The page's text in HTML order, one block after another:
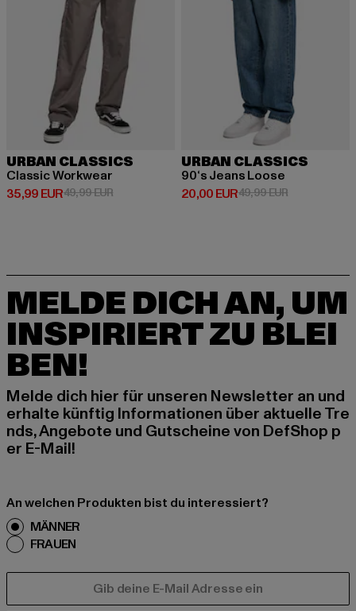
URBAN CLASSICS
Classic Workwear
35,99 EUR
Derzeitiger Preis: 35,99 EUR
49,99 EURAktionspreis: 49,99 EUR
URBAN CLASSICS
90‘s Jeans Loose
20,00 EUR
Derzeitiger Preis: 20,00 EUR
49,99 EURAktionspreis:
MELDE DICH AN, UM
INSPIRIERT ZU BLEI
BEN!
Melde dich hier für unseren Newsletter an und
erhalte künftig Informationen über aktuelle Tre
nds, Angebote und Gutscheine von DefShop p
er E-Mail!
An welchen Produkten bist du interessiert?
MÄNNER
FRAUEN